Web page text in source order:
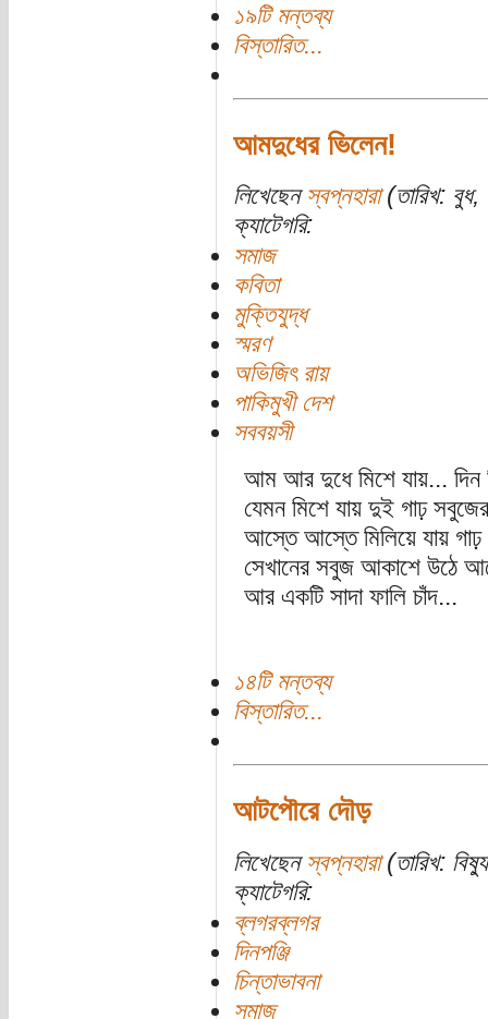
১৯টি মন্তব্য
বিস্তারিত...
আমদুধের ভিলেন!
লিখেছেন স্বপ্নহারা(তারিখ: বুধ,
ক্যাটেগরি:
সমাজ
কবিতা
মুক্তিযুদ্ধ
স্মরণ
অভিজিৎ রায়
পাকিমুখী দেশ
সববয়সী
আম আর দুধে মিশে যায়... দিন
যেমন মিশে যায় দুই গাঢ়
আস্তে আস্তে মিলিয়ে যায় গাঢ়
সেখানের সবুজ আকাশে উঠে
আর একটি সাদা ফালি চাঁদ...
১৪টি মন্তব্য
বিস্তারিত...
আটপৌরে দৌড়
লিখেছেন স্বপ্নহারা(তারিখ:
ক্যাটেগরি:
ব্লগরব্লগর
দিনপঞ্জি
চিন্তাভাবনা
সমাজ